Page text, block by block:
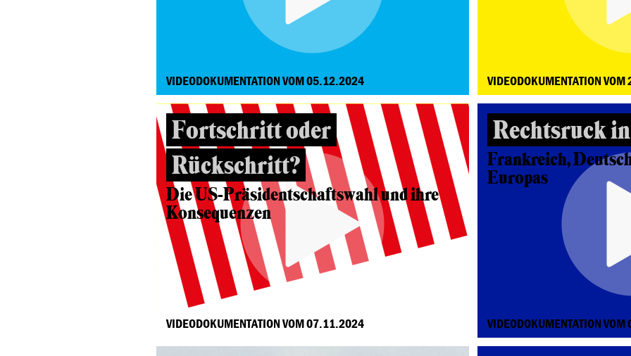
VIDEODOKUMENTATION VOM 05.12.2024 VIDEODOKUMENTATION
Fortschritt oder
Rückschritt?
Die US-Präsidentschaftswahl und ihre
Konsequenzen
VIDEODOKUMENTATION VOM 07.11.2024
Rechtsruck
Frankreich,
Europas
VIDEODOKUMENTATION